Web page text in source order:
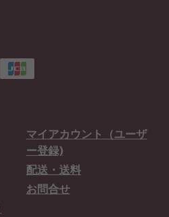
マイアカウント（ユーザ
ー登録)
配送・送料
お問合せ